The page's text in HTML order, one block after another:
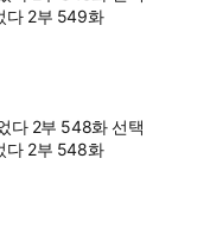
다 2부 549화
다 2부 548화 선택
다 2부 548화